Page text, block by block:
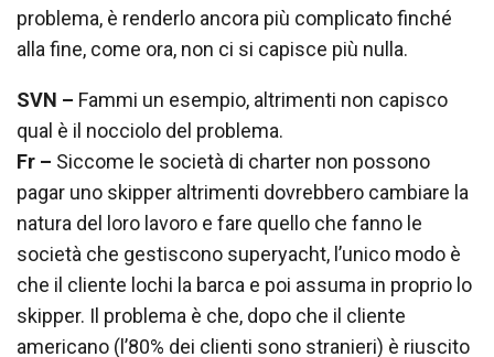
problema, è renderlo ancora più complicato finché
alla fine, come ora, non ci si capisce più nulla.
SVN – Fammi un esempio, altrimenti non capisco
qual è il nocciolo del problema.
Fr – Siccome le società di charter non possono
pagar uno skipper altrimenti dovrebbero cambiare la
natura del loro lavoro e fare quello che fanno le
società che gestiscono superyacht, l’unico modo è
che il cliente lochi la barca e poi assuma in proprio lo
skipper. Il problema è che, dopo che il cliente
americano (l’80% dei clienti sono stranieri) è riuscito